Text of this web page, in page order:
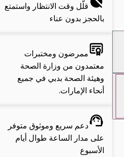
قلّل وقت الانتظار واستمتع
بالحجز بدون عناء
ممرضون ومختبرات
معتمدون من وزارة الصحة
وهيئة الصحة بدبي في جميع
أنحاء الإمارات.
دعم سريع وموثوق متوفر
على مدار الساعة طوال أيام
الأسبوع